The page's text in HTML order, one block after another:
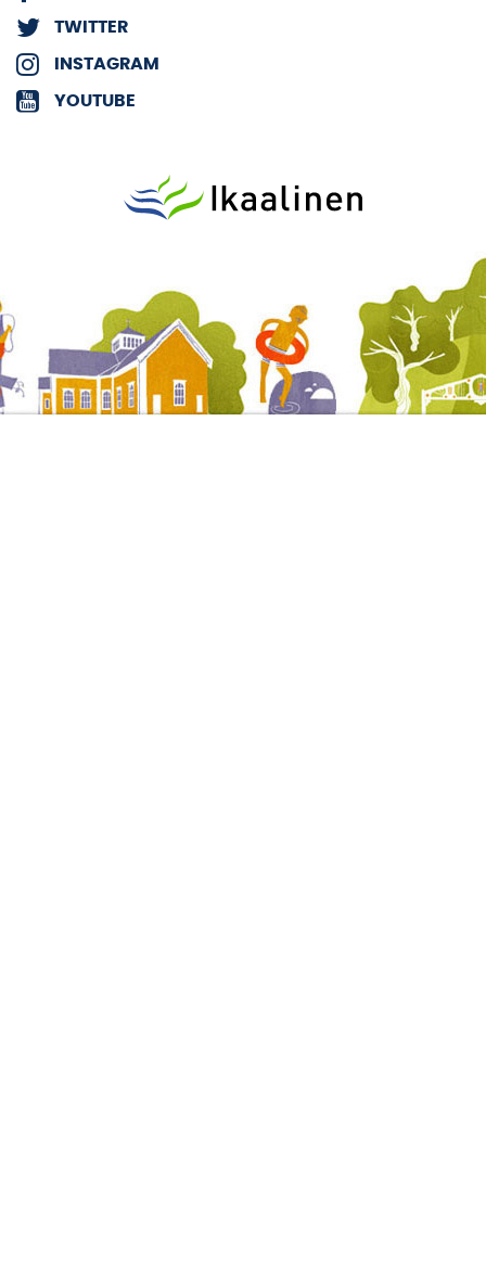
TWITTER
INSTAGRAM
YOUTUBE